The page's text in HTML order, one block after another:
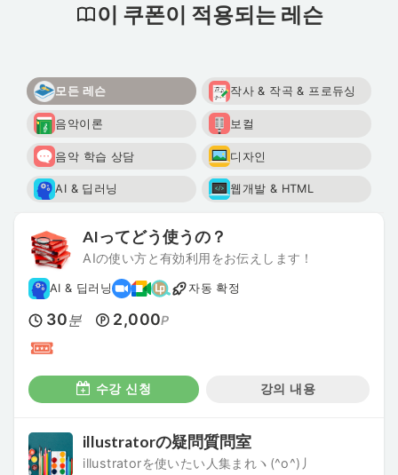
이 쿠폰이 적용되는 레슨
모든 레슨 작사 & 작곡 & 프로듀싱
음악이론 보컬
음악 학습 상담 디자인
AI & 딥러닝 웹개발 & HTML
AIってどう使うの？
AIの使い方と有効利用をお伝えします！
AI & 딥러닝 자동 확정
30분 2,000P
수강 신청 강의 내용
illustratorの疑問質問室
illustratorを使いたい人集まれヽ(^o^)丿